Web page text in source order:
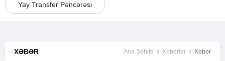
Yay Transfer Pəncərəsi
XƏBƏR Ana Səhifə Xəbərlər Xəbər